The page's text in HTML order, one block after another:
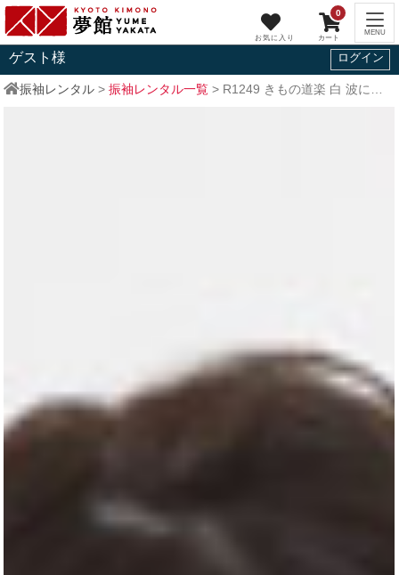
ゲスト 様 ログイン
0
振袖レンタル>振袖レンタル一覧 > R1249 きもの道楽 白 波に松鶴